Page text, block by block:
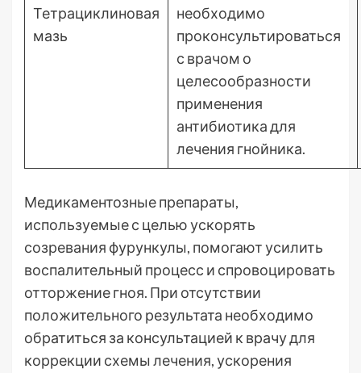
Тетрациклиновая
мазь
необходимо
проконсультироваться
с врачом о
целесообразности
применения
антибиотика для
лечения гнойника.
Медикаментозные препараты,
используемые с целью ускорять
созревания фурункулы, помогают усилить
воспалительный процесс и спровоцировать
отторжение гноя. При отсутствии
положительного результата необходимо
обратиться за консультацией к врачу для
коррекции схемы лечения, ускорения